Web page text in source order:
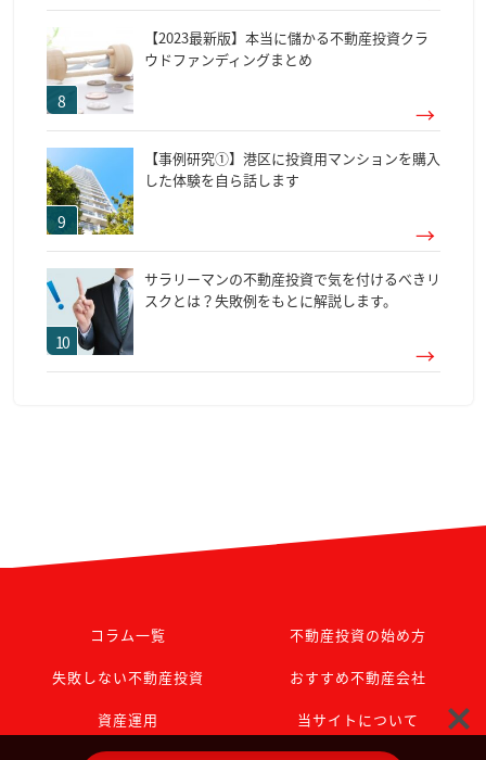
【2023最新版】本当に儲かる不動産投資クラ
ウドファンディングまとめ
【事例研究①】港区に投資用マンションを購入
した体験を自ら話します
サラリーマンの不動産投資で気を付けるべきリ
スクとは？失敗例をもとに解説します。
コラム一覧 不動産投資の始め方
失敗しない不動産投資 おすすめ不動産会社
資産運用 当サイトについて